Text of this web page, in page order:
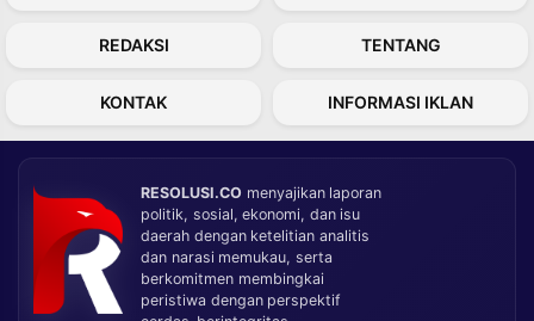
REDAKSI TENTANG
KONTAK INFORMASI IKLAN
RESOLUSI.CO menyajikan laporan
politik, sosial, ekonomi, dan isu
daerah dengan ketelitian analitis
dan narasi memukau, serta
berkomitmen membingkai
peristiwa dengan perspektif